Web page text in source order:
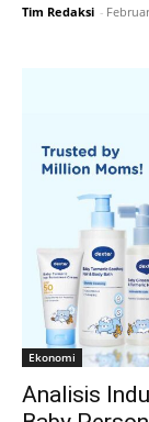
Tim Redaksi -
Ekonomi
Analisis